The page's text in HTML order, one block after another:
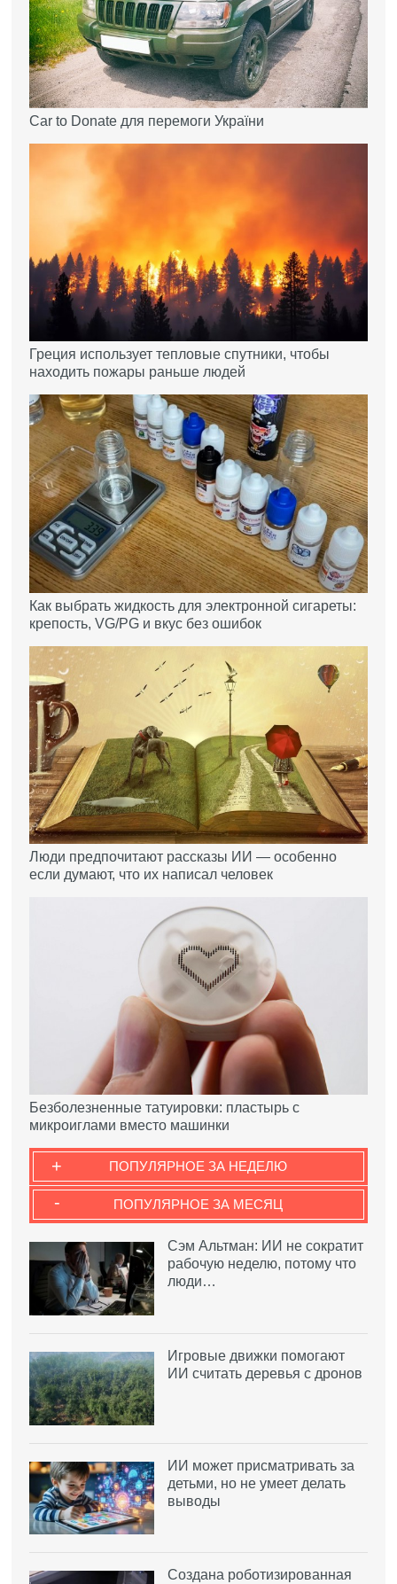
Car to Donate для перемоги України
Греция использует тепловые спутники, чтобы
находить пожары раньше людей
Как выбрать жидкость для электронной сигареты:
крепость, VG/PG и вкус без ошибок
Люди предпочитают рассказы ИИ — особенно
если думают, что их написал человек
Безболезненные татуировки: пластырь с
микроиглами вместо машинки
ПОПУЛЯРНОЕ ЗА НЕДЕЛЮ
+
ПОПУЛЯРНОЕ ЗА МЕСЯЦ
-
Сэм Альтман: ИИ не сократит
рабочую неделю, потому что
люди…
Игровые движки помогают
ИИ считать деревья с дронов
ИИ может присматривать за
детьми, но не умеет делать
выводы
Создана роботизированная